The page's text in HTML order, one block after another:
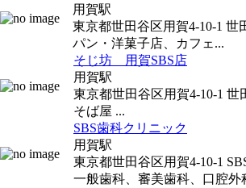
用賀駅
東京都世田谷区用賀4-10-1
パン・洋菓子店、カフェ...
そじ坊 用賀SBS店
用賀駅
東京都世田谷区用賀4-10-1
そば屋 ...
SBS歯科クリニック
用賀駅
東京都世田谷区用賀4-10-1
一般歯科、審美歯科、口腔